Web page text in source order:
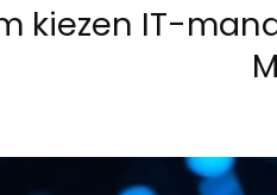
kiezen IT-